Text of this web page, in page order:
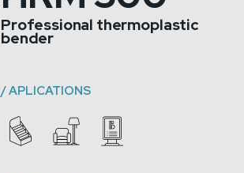
Professional thermoplastic
bender
/APLICATIONS